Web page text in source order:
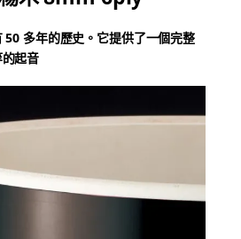
50 多年的歷史。它提供了一個完整
起音